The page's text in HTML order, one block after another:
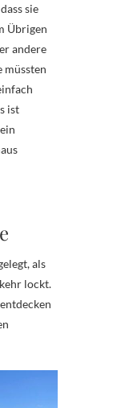
sie
Übrigen
andere
müssten
ist
als
lockt.